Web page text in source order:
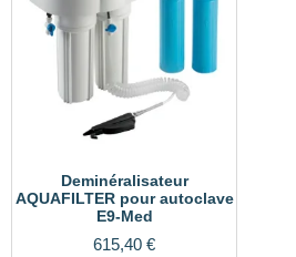
Deminéralisateur
AQUAFILTER pour autoclave
E9-Med
615,40 €